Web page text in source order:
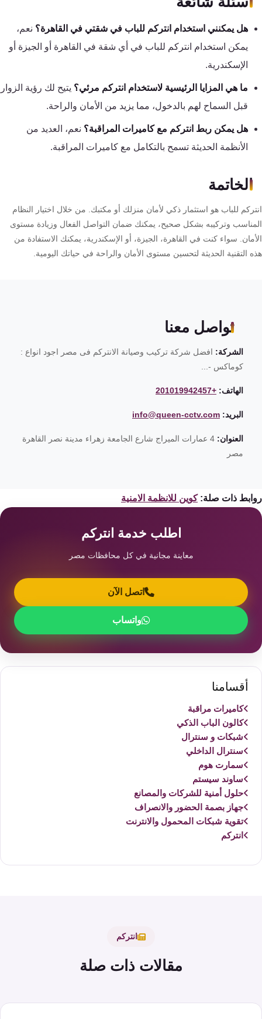
هل يمكنني استخدام انتركم للباب في شقتي في القاهرة؟نعم،
يمكن استخدام انتركم للباب في أي شقة في القاهرة أو الجيزة أو
الإسكندرية.
ما هي المزايا الرئيسية لاستخدام انتركم مرئي؟يتيح لك رؤية الزوار
قبل السماح لهم بالدخول، مما يزيد من الأمان والراحة.
هل يمكن ربط انتركم مع كاميرات المراقبة؟نعم، العديد من
الأنظمة الحديثة تسمح بالتكامل مع كاميرات المراقبة.
الخاتمة
للباب هو استثمار ذكي لأمان منزلك أو مكتبك. من خلال اختيار النظام
وتركيبه بشكل صحيح، يمكنك ضمان التواصل الفعال وزيادة مستوى
سواء كنت في القاهرة، الجيزة، أو الإسكندرية، يمكنك الاستفادة من
التقنية الحديثة لتحسين مستوى الأمان والراحة في حياتك اليومية.
تواصل معنا
الشركة:افضل شركة تركيب وصيانة الانتركم فى مصر اجود انواع :
كوماكس -...
الهاتف: +201019942457
البريد: info@queen-cctv.com
العنوان:
4 عمارات الميراج شارع الجامعة زهراء مدينة نصر القاهرة
مصر
ذات صلة: كوين للانظمة الامنية
اطلب خدمة انتركم
معاينة مجانية في كل محافظات مصر
اتصل الآن
واتساب
أقسامنا
كاميرات مراقبة
كالون الباب الذكي
شبكات و سنترال
سنترال الداخلي
سمارت هوم
ساوند سيستم
حلول أمنية للشركات والمصانع
جهاز بصمة الحضور والانصراف
تقوية شبكات المحمول والانترنت
انتركم
انتركم
مقالات ذات صلة